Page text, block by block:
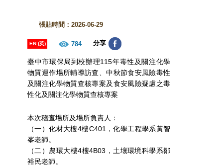
張貼時間：2026-06-29
EN (英) 784 分享
臺中市環保局到校辦理115年毒性及關注化學
物質運作場所輔導訪查、中秋節食安風險毒性
及關注化學物質查核專案及食安風險疑慮之毒
性化及關注化學物質查核專案
本次稽查場所及場所負責人：
（一）化材大樓4樓C401，化學工程學系黃智
峯老師。
（二）農環大樓4樓4B03，土壤環境科學系鄒
裕民老師。